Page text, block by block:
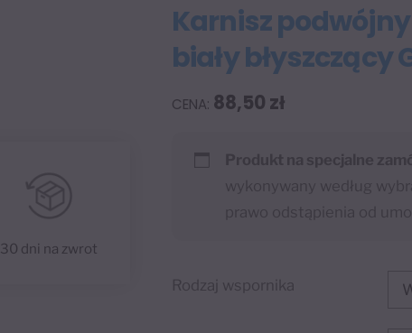
Karnisz
biały błyszczący
88,50 zł
Rodzaj wspornika
30 dni na zwrot